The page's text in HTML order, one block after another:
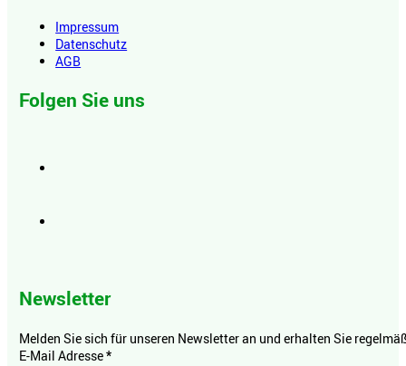
Impressum
Datenschutz
AGB
Folgen Sie uns
Newsletter
Melden Sie sich für unseren Newsletter an und erhalten Sie
E-Mail Adresse*